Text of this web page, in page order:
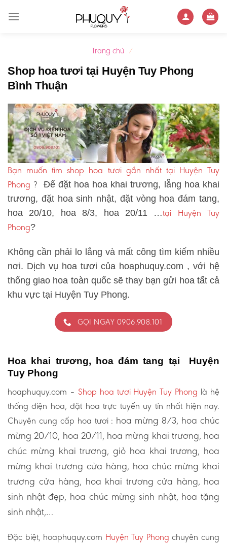
Trang chủ /
Shop hoa tươi tại Huyện Tuy Phong
Bình Thuận
Bạn muốn tìm shop hoa tươi gần nhất tại Huyện Tuy
Phong ? Để đặt hoa hoa khai trương, lẵng hoa khai
trương, đặt hoa sinh nhật, đặt vòng hoa đám tang,
hoa 20/10, hoa 8/3, hoa 20/11 …tại Huyện Tuy
Phong?
Không cần phải lo lắng và mất công tìm kiếm nhiều
nơi. Dịch vụ hoa tươi của hoaphuquy.com , với hệ
thống giao hoa toàn quốc sẽ thay bạn gửi hoa tất cả
khu vực tại Huyện Tuy Phong.
GỌI NGAY 0906.908.101
Hoa khai trương, hoa đám tang tại Huyện
Tuy Phong
hoaphuquy.com – Shop hoa tươi Huyện Tuy Phong là hệ
thống điện hoa, đặt hoa trực tuyến uy tín nhất hiện nay.
Chuyên cung cấp hoa tươi : hoa mừng 8/3, hoa chúc
mừng 20/10, hoa 20/11, hoa mừng khai trương, hoa
chúc mừng khai trương, giỏ hoa khai trương, hoa
mừng khai trương cửa hàng, hoa chúc mừng khai
trương cửa hàng, hoa khai trương cửa hàng, hoa
sinh nhật đẹp, hoa chúc mừng sinh nhật, hoa tặng
sinh nhật,…
Đặc biệt, hoaphuquy.com Huyện Tuy Phong chuyên cung